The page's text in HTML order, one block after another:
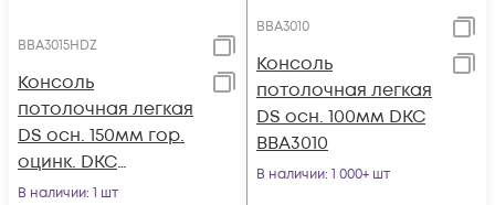
BBA3015HDZ
Консоль
потолочная легкая
DS осн. 150мм гор.
оцинк. DKC
BBA3015HDZ
В наличии: 1 шт
BBA3010
Консоль
потолочная легкая
DS осн. 100мм DKC
BBA3010
В наличии: 1 000+ шт